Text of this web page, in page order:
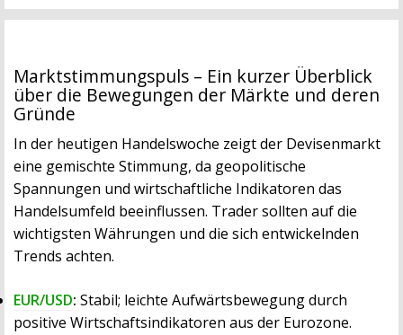
Marktstimmungspuls – Ein kurzer Überblick
über die Bewegungen der Märkte und deren
Gründe
In der heutigen Handelswoche zeigt der Devisenmarkt
eine gemischte Stimmung, da geopolitische
Spannungen und wirtschaftliche Indikatoren das
Handelsumfeld beeinflussen. Trader sollten auf die
wichtigsten Währungen und die sich entwickelnden
Trends achten.
EUR/USD: Stabil; leichte Aufwärtsbewegung durch
positive Wirtschaftsindikatoren aus der Eurozone.